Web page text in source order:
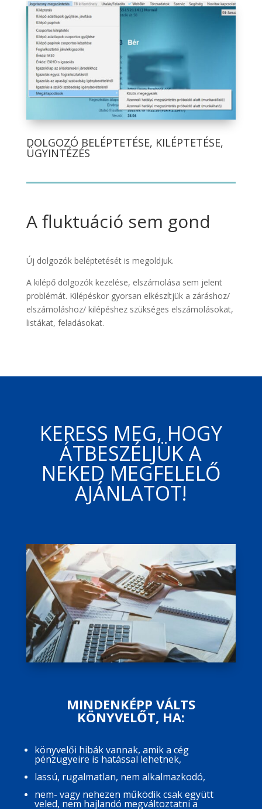
DOLGOZÓ BELÉPTETÉSE, KILÉPTETÉSE,
ÜGYINTÉZÉS
A fluktuáció sem gond
Új dolgozók beléptetését is megoldjuk.
A kilépő dolgozók kezelése, elszámolása sem jelent
problémát. Kilépéskor gyorsan elkészítjük a záráshoz/
elszámoláshoz/ kilépéshez szükséges elszámolásokat,
listákat, feladásokat.
KERESS MEG, HOGY
ÁTBESZÉLJÜK A
NEKED MEGFELELŐ
AJÁNLATOT!
MINDENKÉPP VÁLTS
KÖNYVELŐT, HA:
könyvelői hibák vannak, amik a cég
pénzügyeire is hatással lehetnek,
lassú, rugalmatlan, nem alkalmazkodó,
nem- vagy nehezen működik csak együtt
veled, nem hajlandó megváltoztatni a